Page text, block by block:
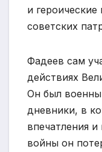
и
советских
Фадеев сам
действиях
Он был
дневники, в
впечатления
войны он